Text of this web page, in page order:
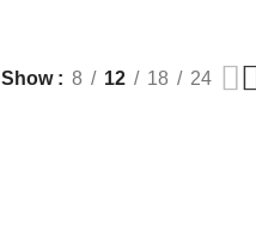
Show 8 12 18 24